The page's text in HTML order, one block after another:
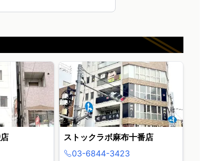
ストックラボ麻布十番店
03-6844-3423